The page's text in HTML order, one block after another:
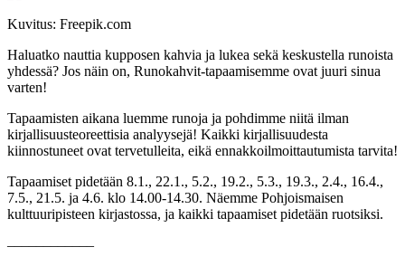
Kuvitus: Freepik.com
Haluatko nauttia kupposen kahvia ja lukea sekä keskustella runoista
yhdessä? Jos näin on, Runokahvit-tapaamisemme ovat juuri sinua
varten!
Tapaamisten aikana luemme runoja ja pohdimme niitä ilman
kirjallisuusteoreettisia analyysejä! Kaikki kirjallisuudesta
kiinnostuneet ovat tervetulleita, eikä ennakkoilmoittautumista tarvita!
Tapaamiset pidetään 8.1., 22.1., 5.2., 19.2., 5.3., 19.3., 2.4., 16.4.,
7.5., 21.5. ja 4.6. klo 14.00-14.30. Näemme Pohjoismaisen
kulttuuripisteen kirjastossa, ja kaikki tapaamiset pidetään ruotsiksi.
––––––––––––